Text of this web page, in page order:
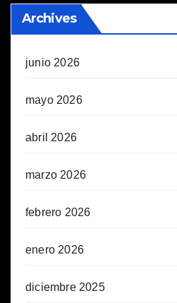
Archives
junio 2026
mayo 2026
abril 2026
marzo 2026
febrero 2026
enero 2026
diciembre 2025